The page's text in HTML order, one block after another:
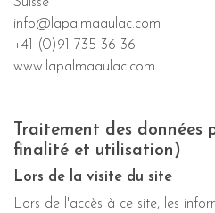
info@lapalmaaulac.com
+41 (0)91 735 36 36
www.lapalmaaulac.com
Traitement des données
finalité et utilisation)
Lors de la visite du site
Lors de l'accès à ce site, les